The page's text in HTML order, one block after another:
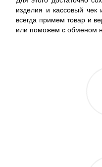
изделия и кассовый
всегда примем товар и
или поможем с обменом